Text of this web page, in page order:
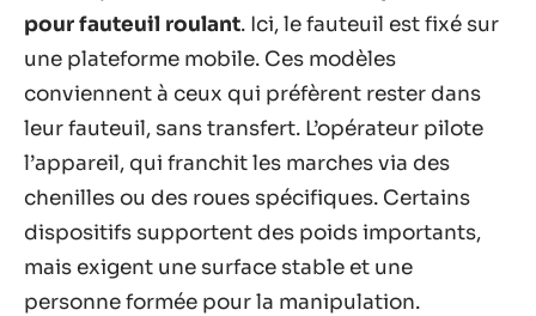
pour fauteuil roulant. Ici, le fauteuil est fixé sur
une plateforme mobile. Ces modèles
conviennent à ceux qui préfèrent rester dans
leur fauteuil, sans transfert. L’opérateur pilote
l’appareil, qui franchit les marches via des
chenilles ou des roues spécifiques. Certains
dispositifs supportent des poids importants,
mais exigent une surface stable et une
personne formée pour la manipulation.